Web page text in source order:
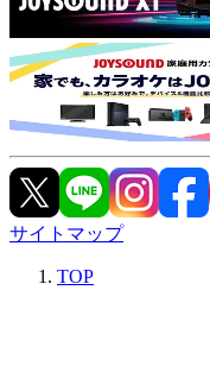
サイトマップ
TOP